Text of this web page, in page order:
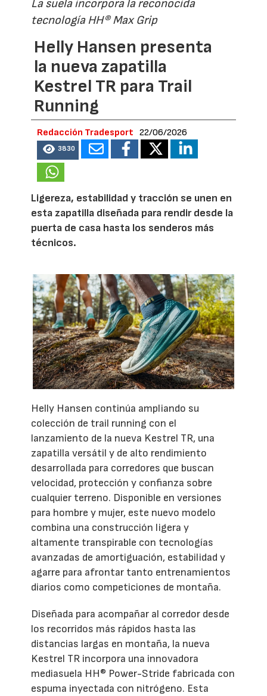
La suela incorpora la reconocida
tecnología HH® Max Grip
Helly Hansen presenta
la nueva zapatilla
Kestrel TR para Trail
Running
Redacción Tradesport 22/06/2026
3830
Ligereza, estabilidad y tracción se unen en
esta zapatilla diseñada para rendir desde la
puerta de casa hasta los senderos más
técnicos.
Helly Hansen continúa ampliando su
colección de trail running con el
lanzamiento de la nueva Kestrel TR, una
zapatilla versátil y de alto rendimiento
desarrollada para corredores que buscan
velocidad, protección y confianza sobre
cualquier terreno. Disponible en versiones
para hombre y mujer, este nuevo modelo
combina una construcción ligera y
altamente transpirable con tecnologías
avanzadas de amortiguación, estabilidad y
agarre para afrontar tanto entrenamientos
diarios como competiciones de montaña.
Diseñada para acompañar al corredor desde
los recorridos más rápidos hasta las
distancias largas en montaña, la nueva
Kestrel TR incorpora una innovadora
mediasuela HH® Power-Stride fabricada con
espuma inyectada con nitrógeno. Esta